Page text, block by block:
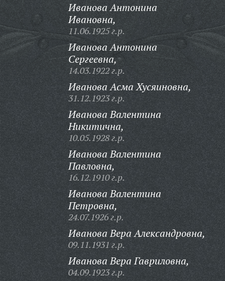
Иванова Антонина
Ивановна,
11.06.1925 г.р.
Иванова Антонина
Сергеевна,
14.03.1922 г.р.
Иванова Асма Хусяиновна,
31.12.1923 г.р.
Иванова Валентина
Никитична,
10.05.1928 г.р.
Иванова Валентина
Павловна,
16.12.1910 г.р.
Иванова Валентина
Петровна,
24.07.1926 г.р.
Иванова Вера Александровна,
09.11.1931 г.р.
Иванова Вера Гавриловна,
04.09.1923 г.р.